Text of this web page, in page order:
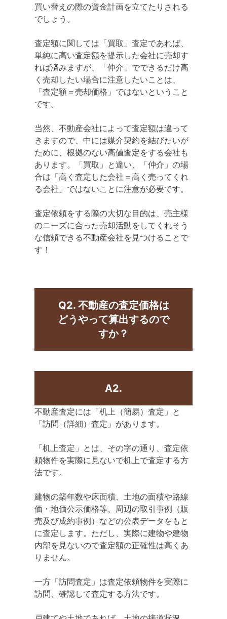
買い替えの際の資金計画を立てたりされる
でしょう。
査定額に関しては「買取」査定であれば、
単純に高い査定額を提示した会社に売却す
れば済みますが、「仲介」でできるだけ高
く売却したい場合に注意したいことは、
「査定額＝売却価格」ではないということ
です。
当然、不動産会社によって査定額は違って
きますので、中には媒介契約を結びたいが
ために、根拠のない高値査定をする会社も
あります。「買取」と違い、「仲介」の場
合は「高く査定した会社＝高く売ってくれ
る会社」ではないことに注意が必要です。
査定依頼をする際の大切な目的は、売主様
のニーズに合った売却活動をしてくれそう
な信頼できる不動産会社を見つけることで
す！
Q2. 不動産の査定価格は
どうやって算出するので
すか？
A2.
不動産査定には「机上（簡易）査定」と
「訪問（詳細）査定」があります。
「机上査定」とは、その字の通り、査定依
頼物件を実際に見ないで机上で査定する方
法です。
建物の築年数や床面積、土地の面積や路線
価・地価公示価格等、周辺の取引事例（販
売及び成約事例）などの公表データをもと
に査定します。ただし、実際に建物や建物
内部を見ないので査定額の正確性は高くあ
りません。
一方「訪問査定」は査定依頼物件を実際に
訪問、確認して査定する方法です。